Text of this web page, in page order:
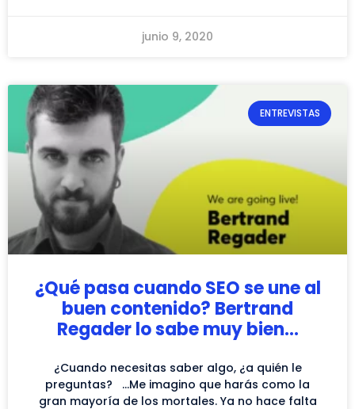
junio 9, 2020
ENTREVISTAS
¿Qué pasa cuando SEO se une al
buen contenido? Bertrand
Regader lo sabe muy bien…
¿Cuando necesitas saber algo, ¿a quién le
preguntas? …Me imagino que harás como la
gran mayoría de los mortales. Ya no hace falta